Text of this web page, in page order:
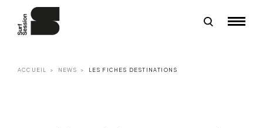
ACCUEIL NEWS LES FICHES DESTINATIONS